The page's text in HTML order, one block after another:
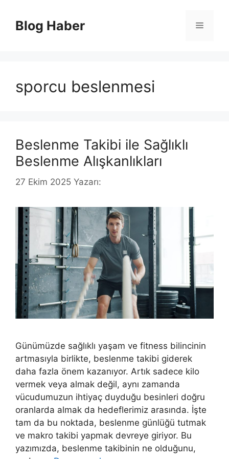
Blog Haber Menü
sporcu beslenmesi
Beslenme Takibi ile Sağlıklı
Beslenme Alışkanlıkları
27 Ekim 2025 Yazarı:
Günümüzde sağlıklı yaşam ve fitness bilincinin
artmasıyla birlikte, beslenme takibi giderek
daha fazla önem kazanıyor. Artık sadece kilo
vermek veya almak değil, aynı zamanda
vücudumuzun ihtiyaç duyduğu besinleri doğru
oranlarda almak da hedeflerimiz arasında. İşte
tam da bu noktada, beslenme günlüğü tutmak
ve makro takibi yapmak devreye giriyor. Bu
yazımızda, beslenme takibinin ne olduğunu,